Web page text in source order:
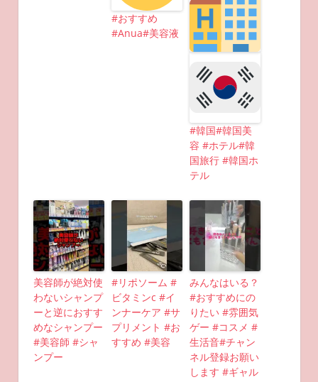
#おすすめ
#Anua#美容液
#韓国#韓国美
容 #ホテル#韓
国旅行 #韓国ホ
テル
美容師が絶対使
わないシャンプ
ーと逆におすす
めなシャンプー
#美容師 #シャ
ンプー
#リポソーム #
ビタミンc #イ
ンナーケア #サ
プリメント #お
すすめ #美容
みんなはいる？
#おすすめにの
りたい #雰囲気
ゲー #コスメ #
生活音#チャン
ネル登録お願い
します #ギャル